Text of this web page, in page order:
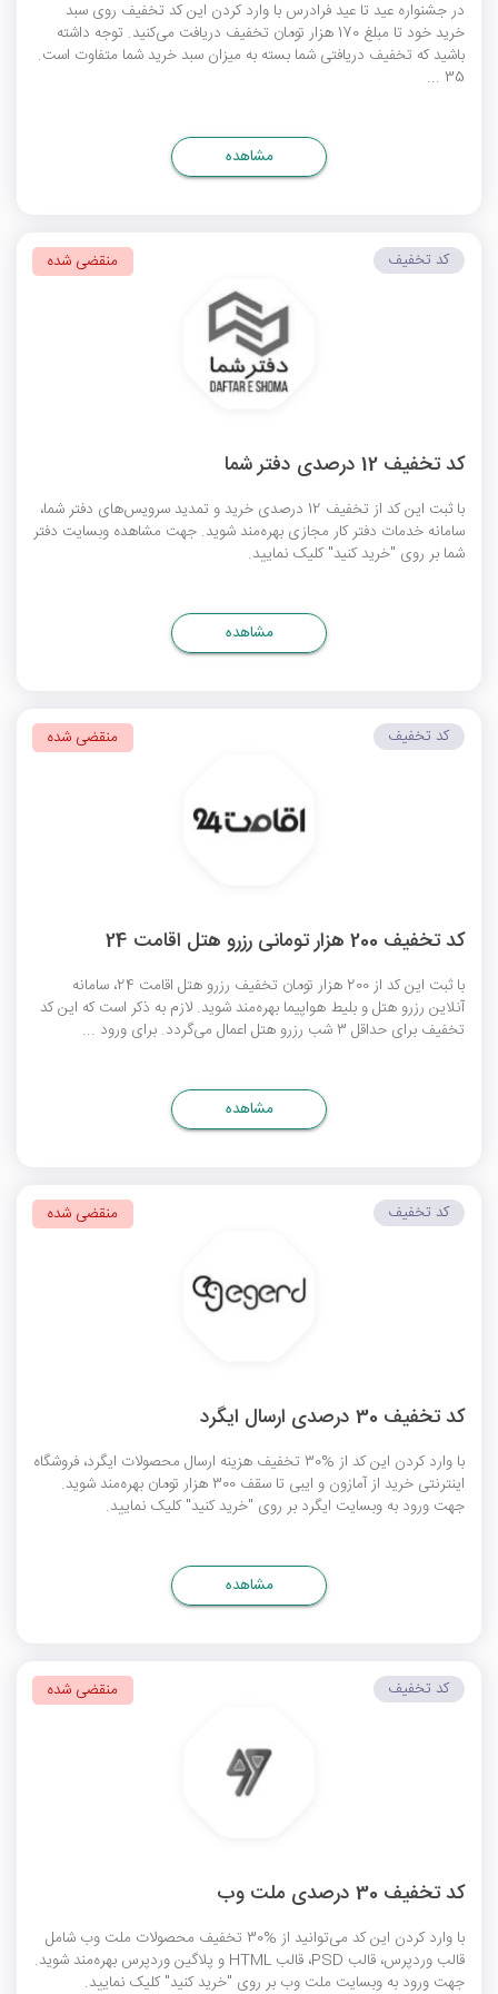
در جشنواره عید تا عید فرادرس با وارد کردن این کد تخفیف روی سبد
خرید خود تا مبلغ 170 هزار تومان تخفیف دریافت می‌کنید. توجه داشته
باشید که تخفیف دریافتی شما بسته به میزان سبد خرید شما متفاوت است.
35 ...
مشاهده
کد تخفیف 12 درصدی دفتر شما
با ثبت این کد از تخفیف 12 درصدی خرید و تمدید سرویس‌های دفتر شما،
سامانه خدمات دفتر کار مجازی بهره‌مند شوید. جهت مشاهده وبسایت دفتر
شما بر روی "خرید کنید" کلیک نمایید.
کد تخفیف منقضی شده
مشاهده
کد تخفیف 200 هزار تومانی رزرو هتل اقامت 24
با ثبت این کد از 200 هزار تومان تخفیف رزرو هتل اقامت 24، سامانه
آنلاین رزرو هتل و بلیط هواپیما بهره‌مند شوید. لازم به ذکر است که این کد
تخفیف برای حداقل 3 شب رزرو هتل اعمال می‌گردد. برای ورود ...
کد تخفیف منقضی شده
مشاهده
کد تخفیف 30 درصدی ارسال ایگرد
با وارد کردن این کد از %30 تخفیف هزینه ارسال محصولات ایگرد، فروشگاه
اینترنتی خرید از آمازون و ایبی تا سقف 300 هزار تومان بهره‌مند شوید.
جهت ورود به وبسایت ایگرد بر روی "خرید کنید" کلیک نمایید.
کد تخفیف منقضی شده
مشاهده
کد تخفیف 30 درصدی ملت وب
با وارد کردن این کد می‌توانید از %30 تخفیف محصولات ملت وب شامل
قالب وردپرس، قالب PSD، قالب HTML و پلاگین وردپرس بهره‌مند شوید.
جهت ورود به وبسایت ملت وب بر روی "خرید کنید" کلیک نمایید.
کد تخفیف منقضی شده